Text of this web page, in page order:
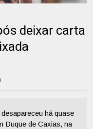
deixar carta
há quase
Duque de Caxias, na